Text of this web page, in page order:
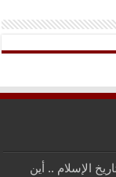
تاريخ الإسلام .. أين